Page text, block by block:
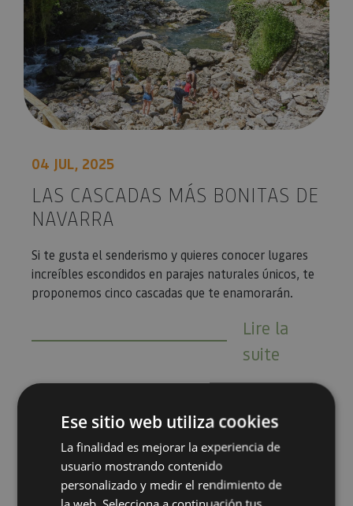
04 JUL, 2025
LAS CASCADAS MÁS BONITAS DE
NAVARRA
Si te gusta el senderismo y quieres conocer lugares
increíbles escondidos en parajes naturales únicos, te
proponemos cinco cascadas que te enamorarán.
Lire la
suite
5 senderos al borde del agua
Ese sitio web utiliza cookies
La finalidad es mejorar la experiencia de
usuario mostrando contenido
personalizado y medir el rendimiento de